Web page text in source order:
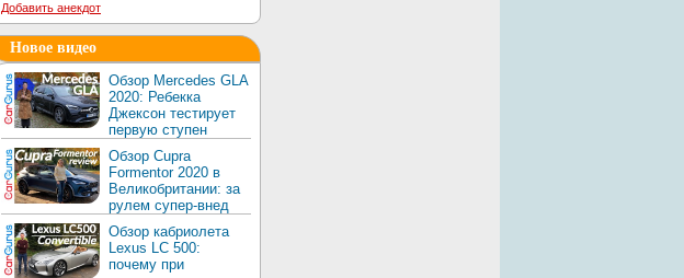
Добавить анекдот
Новое видео
Обзор Mercedes GLA
2020: Ребекка
Джексон тестирует
первую ступен
Обзор Cupra
Formentor 2020 в
Великобритании: за
рулем супер-внед
Обзор кабриолета
Lexus LC 500:
почему при